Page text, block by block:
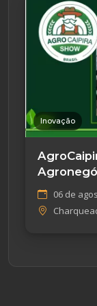
Inovação
06 de